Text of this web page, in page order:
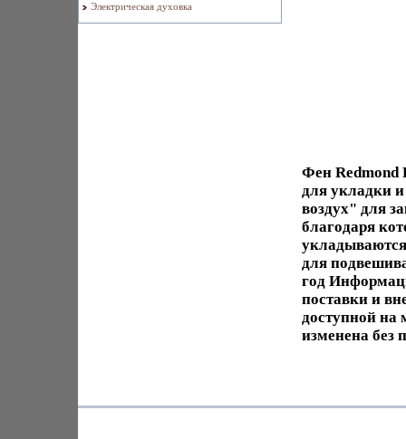
Электрическая духовка
Фен Redmond
для укладки
воздух" для
благодаря
для
год
поставки и
доступной
изменена без